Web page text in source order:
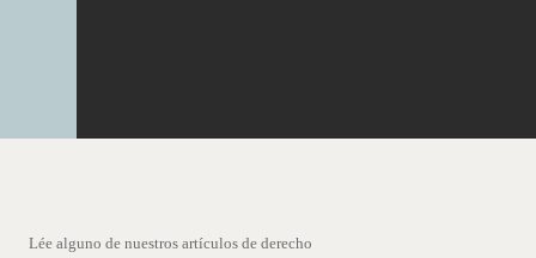
Lée alguno de nuestros artículos de derecho